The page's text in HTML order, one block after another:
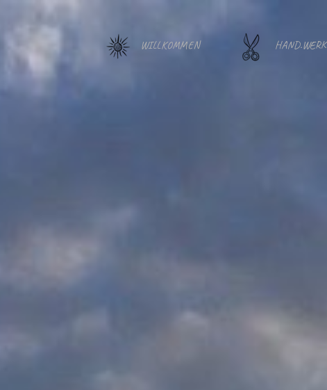
WILLKOMMEN HAND.WERK